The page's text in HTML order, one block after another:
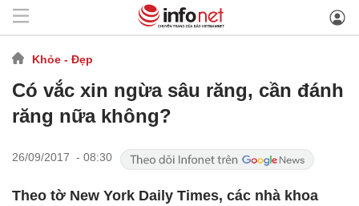
Khỏe - Đẹp
Có vắc xin ngừa sâu răng, cần đánh
răng nữa không?
26/09/2017 - 08:30
Theo tờ New York Daily Times, các nhà khoa